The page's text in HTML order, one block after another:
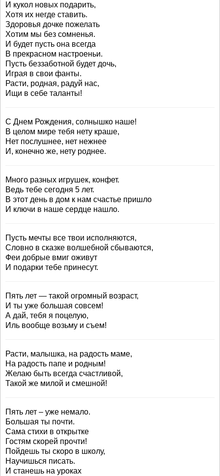
И кукол новых подарить,
Хотя их негде ставить.
Здоровья дочке пожелать
Хотим мы без сомненья.
И будет пусть она всегда
В прекрасном настроеньи.
Пусть беззаботной будет дочь,
Играя в свои фанты.
Расти, родная, радуй нас,
Ищи в себе таланты!
С Днем Рождения, солнышко наше!
В целом мире тебя нету краше,
Нет послушнее, нет нежнее
И, конечно же, нету роднее.
Много разных игрушек, конфет.
Ведь тебе сегодня 5 лет.
В этот день в дом к нам счастье пришло
И ключи в наше сердце нашло.
Пусть мечты все твои исполняются,
Словно в сказке волшебной сбываются,
Феи добрые вмиг оживут
И подарки тебе принесут.
Пять лет — такой огромный возраст,
И ты уже большая совсем!
А дай, тебя я поцелую,
Иль вообще возьму и съем!
Расти, малышка, на радость маме,
На радость папе и родным!
Желаю быть всегда счастливой,
Такой же милой и смешной!
Пять лет – уже немало.
Большая ты почти.
Сама стихи в открытке
Гостям скорей прочти!
Пойдешь ты скоро в школу,
Научишься писать.
И станешь на уроках